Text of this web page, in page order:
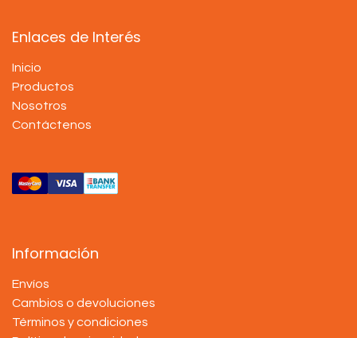
Enlaces de Interés
Inicio
Productos
Nosotros
Contáctenos
Información
Envíos
Cambios o devoluciones
Términos y condiciones